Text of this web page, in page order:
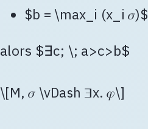
$b = \max_i (x_i 𝜎)$
alors $∃c; \; a>c>b$
\[M, 𝜎 \vDash ∃x. 𝜑\]